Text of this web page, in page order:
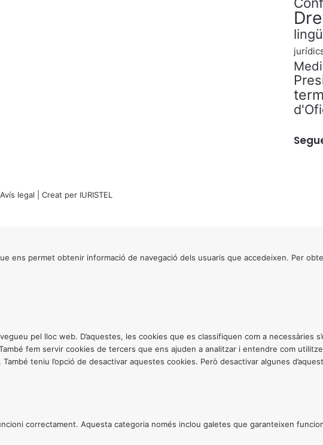
Avís legal | Creat per IURISTEL
ens permet obtenir informació de navegació dels usuaris que accedeixen. Per
pel lloc web. D’aquestes, les cookies que es classifiquen com a necessàries
fem servir cookies de tercers que ens ajuden a analitzar i entendre com
teniu l’opció de desactivar aquestes cookies. Però desactivar algunes
correctament. Aquesta categoria només inclou galetes que garanteixen